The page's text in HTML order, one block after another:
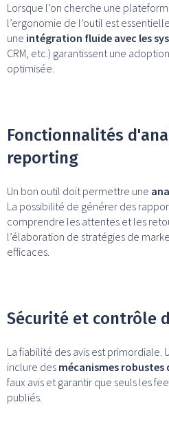
Lorsque l’on cherche une
l’ergonomie de l’outil est
une intégration fluide avec les
CRM, etc.) garantissent une
optimisée.
Fonctionnalités
reporting
Un bon outil doit permettre une
La possibilité de générer des
comprendre les attentes et les
l’élaboration de stratégies de
efficaces.
Sécurité et contrôle
La fiabilité des avis est
inclure des mécanismes robustes
faux avis et garantir que seuls les
publiés.